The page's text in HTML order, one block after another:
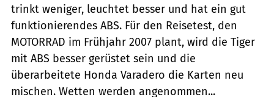
trinkt weniger, leuchtet besser und hat ein gut
funktionierendes ABS. Für den Reisetest, den
MOTORRAD im Frühjahr 2007 plant, wird die Tiger
mit ABS besser gerüstet sein und die
überarbeitete Honda Varadero die Karten neu
mischen. Wetten werden angenommen...